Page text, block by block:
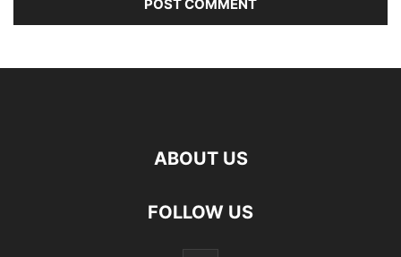
ABOUT US
FOLLOW US